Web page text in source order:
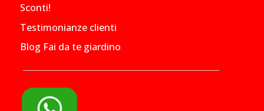
Sconti!
Testimonianze clienti
Blog Fai da te giardino